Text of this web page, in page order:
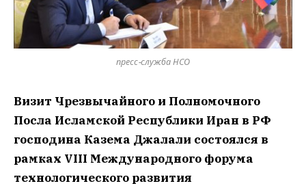
пресс-служба НСО
Визит Чрезвычайного и Полномочного
Посла Исламской Республики Иран в РФ
господина Казема Джалали состоялся в
рамках VIII Международного форума
технологического развития